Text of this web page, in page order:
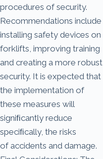
procedures of security.
Recommendations include
installing safety devices on
forklifts, improving training
and creating a more robust
security. It is expected that
the implementation of
these measures will
signiﬁcantly reduce
speciﬁcally, the risks
of accidents and damage.